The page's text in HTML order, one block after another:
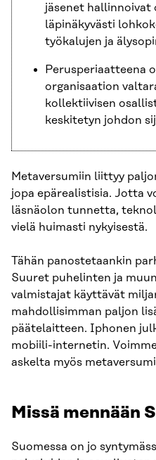
jäsenet hallinnoivat
läpinäkyvästi
työkalujen ja
Perusperiaatteena
organisaation
kollektiivisen
keskitetyn johdon
Metaversumiin liittyy
jopa epärealistisia. Jotta
läsnäolon tunnetta,
vielä huimasti nykyisestä.
Tähän panostetaankin
Suuret puhelinten ja
valmistajat käyttävät
mahdollisimman paljon
päätelaitteen. Iphonen
mobiili-internetin.
askelta myös
Missä mennään
Suomessa on jo